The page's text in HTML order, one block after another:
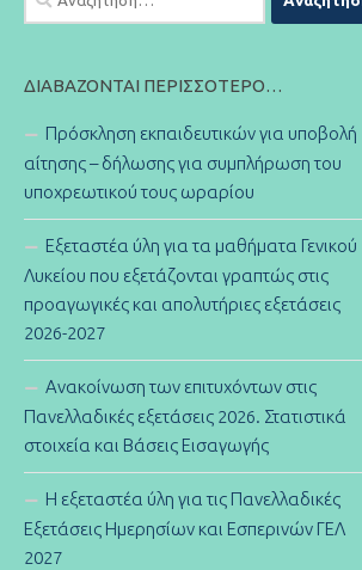
για:
ΔΙΑΒΆΖΟΝΤΑΙ ΠΕΡΙΣΣΌΤΕΡΟ…
Πρόσκληση εκπαιδευτικών για υποβολή
αίτησης – δήλωσης για συμπλήρωση του
υποχρεωτικού τους ωραρίου
Εξεταστέα ύλη για τα μαθήματα Γενικού
Λυκείου που εξετάζονται γραπτώς στις
προαγωγικές και απολυτήριες εξετάσεις
2026-2027
Ανακοίνωση των επιτυχόντων στις
Πανελλαδικές εξετάσεις 2026. Στατιστικά
στοιχεία και Βάσεις Εισαγωγής
Η εξεταστέα ύλη για τις Πανελλαδικές
Εξετάσεις Ημερησίων και Εσπερινών ΓΕΛ
2027